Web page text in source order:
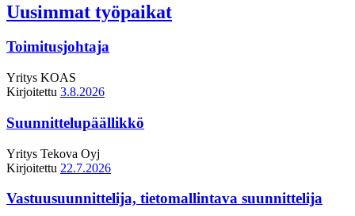
Uusimmat työpaikat
Toimitusjohtaja
Yritys KOAS
Kirjoitettu 3.8.2026
Suunnittelupäällikkö
Yritys Tekova Oyj
Kirjoitettu 22.7.2026
Vastuusuunnittelija, tietomallintava suunnittelija